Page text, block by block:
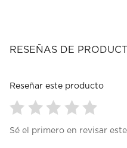
RESEÑAS DE
Reseñar este producto
paraparaparaparapara
Sé el primero en revisar